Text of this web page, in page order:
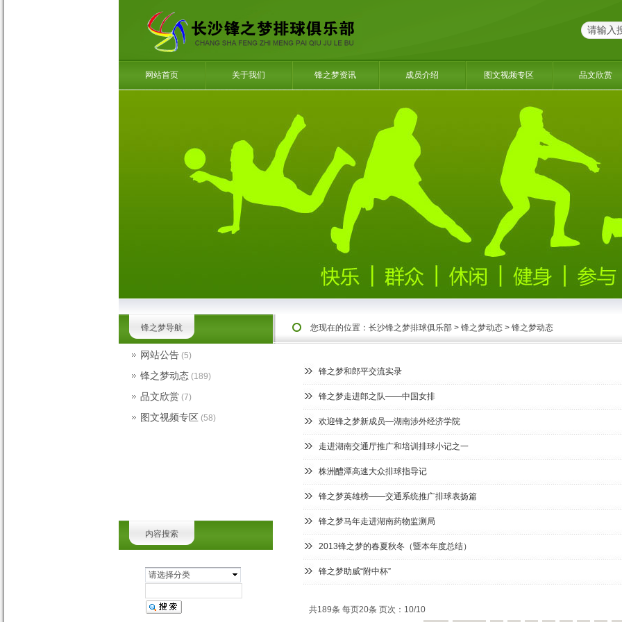
网站首页 关于我们 锋之梦资讯 成员介绍 图文视频专区 品文欣赏
锋之梦导航
内容搜索
请选择分类
您现在的位置： 长沙锋之梦排球俱乐部 > 锋之梦动态 > 锋之梦动态
锋之梦和郎平交流实录
锋之梦走进郎之队——中国女排
欢迎锋之梦新成员—湖南涉外经济学院
走进湖南交通厅推广和培训排球小记之一
株洲醴潭高速大众排球指导记
锋之梦英雄榜——交通系统推广排球表扬篇
锋之梦马年走进湖南药物监测局
2013锋之梦的春夏秋冬（暨本年度总结）
锋之梦助威“附中杯”
共189条 每页20条 页次：10/10
网站公告 (5)
锋之梦动态 (189)
品文欣赏 (7)
图文视频专区 (58)